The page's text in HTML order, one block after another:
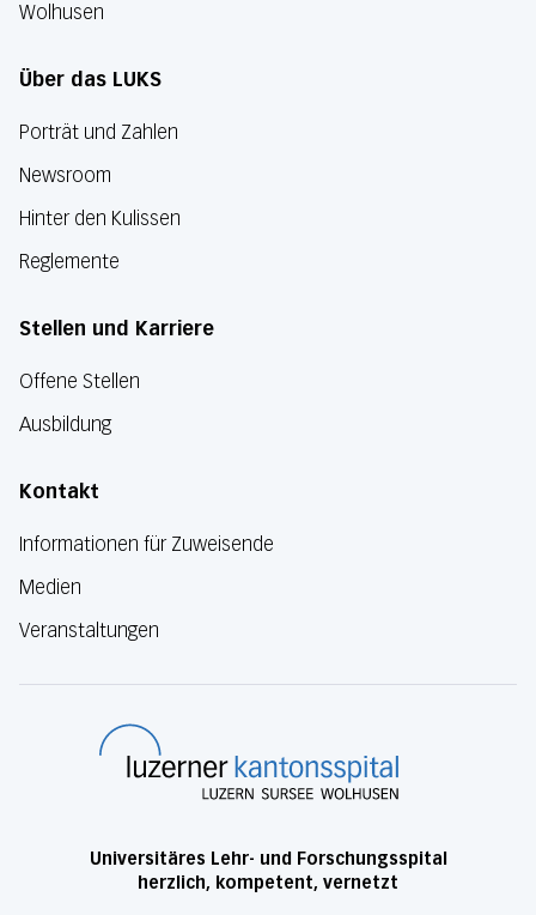
Wolhusen
Über das LUKS
Porträt und Zahlen
Newsroom
Hinter den Kulissen
Reglemente
Stellen und Karriere
Offene Stellen
Ausbildung
Kontakt
Informationen für Zuweisende
Medien
Veranstaltungen
Universitäres Lehr- und Forschungsspital
herzlich, kompetent, vernetzt